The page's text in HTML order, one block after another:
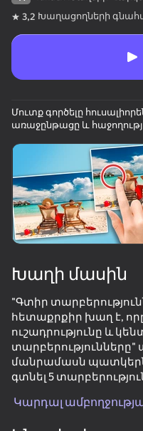
42
43
3,2 Խաղացողների
Մուտք գործելը
առաջընթացը և
Խաղի մասին
"Գտիր
հետաքրքիր խաղ է,
ուշադրությունը և
մանրամասն
գտնել 5
զվարճալի
Կարդալ